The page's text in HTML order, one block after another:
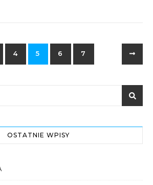
4 5 6 7
OSTATNIE WPISY